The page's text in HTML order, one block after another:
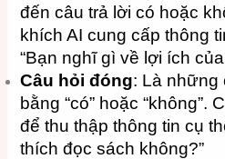
đến câu trả lời có hoặc
khích AI cung cấp thông
“Bạn nghĩ gì về lợi ích
Câu hỏi đóng: Là những
bằng “có” hoặc “không”.
để thu thập thông tin cụ
thích đọc sách không?”